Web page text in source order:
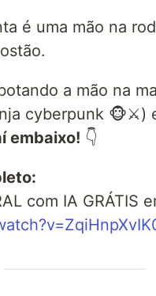
é uma mão na
a mão na
cyberpunk 🐵⚔️)
embaixo! 👇
com IA GRÁTIS